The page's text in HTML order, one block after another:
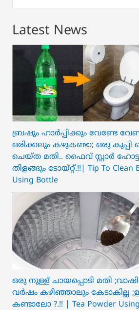
Latest News
ബ്രഷും ഹാർപ്പിക്കും വേണ്ടേ
ഒരിക്കലും കഴുകണ്ടാ; ഒരു
ചെയ്ത മതി.. ഫൈവ് സ്റ്റാർ
തിളങ്ങും ടോയ്റ്റ്.!!| Tip To Clean
Using Bottle
ഒരു നുള്ള് ചായപ്പൊടി മതി
വർഷം കഴിഞ്ഞാലും കേടാകില്ല
കണ്ടാലോ ?.!! | Tea Powder